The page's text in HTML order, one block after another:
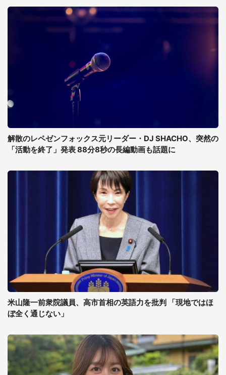
解散のレペゼンフォックス元リーダー・DJ SHACHO、突然の
「活動を終了」発表 88分8秒の長編動画も話題に
米山隆一前衆院議員、高市首相の英語力を批判 「現地ではほ
ぼ全く通じない」